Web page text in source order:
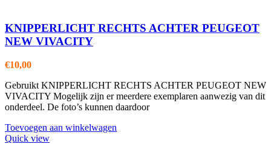
KNIPPERLICHT RECHTS ACHTER PEUGEOT
NEW VIVACITY
€10,00
Gebruikt KNIPPERLICHT RECHTS ACHTER PEUGEOT NEW
VIVACITY Mogelijk zijn er meerdere exemplaren aanwezig van dit
onderdeel. De foto’s kunnen daardoor
Toevoegen aan winkelwagen
Quick view